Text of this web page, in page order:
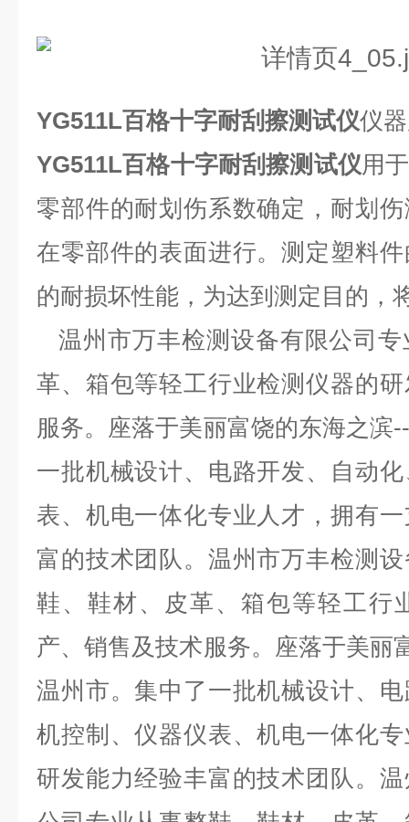
YG511L百格十字耐刮擦测试仪仪
YG511L百格十字耐刮擦测试仪用
零部件的耐划伤系数确定，耐划
在零部件的表面进行。测定塑料
的耐损坏性能，为达到测定目的，
温州市万丰检测设备有限公司
革、箱包等轻工行业检测仪器的
服务。座落于美丽富饶的东海之滨
一批机械设计、电路开发、自动
表、机电一体化专业人才，拥有
富的技术团队。温州市万丰检测
鞋、鞋材、皮革、箱包等轻工行
产、销售及技术服务。座落于美丽
温州市。集中了一批机械设计、
机控制、仪器仪表、机电一体化
研发能力经验丰富的技术团队。